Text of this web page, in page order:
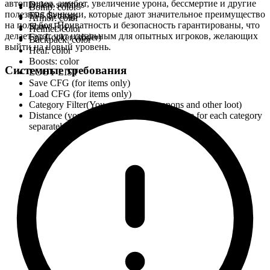
Bomb: color
Armor: color
Helmet: color
Backpack: color
Heal: color
Boosts: color
LOOT LIST
Save CFG (for items only)
Load CFG (for items only)
Category Filter(You can choice weapons and other loot)
Distance (you can adjust rendering distance for each category
separately)
Delete settings
FPS Settings
Show Fps
Fps Locker (slider)
автоприцел, аимбот, увеличение урона, бессмертие и другие
полезные функции, которые дают значительное преимущество
на поле боя. Приватность и безопасность гарантированы, что
делает этот чит идеальным для опытных игроков, желающих
выйти на новый уровень.
Системные требования